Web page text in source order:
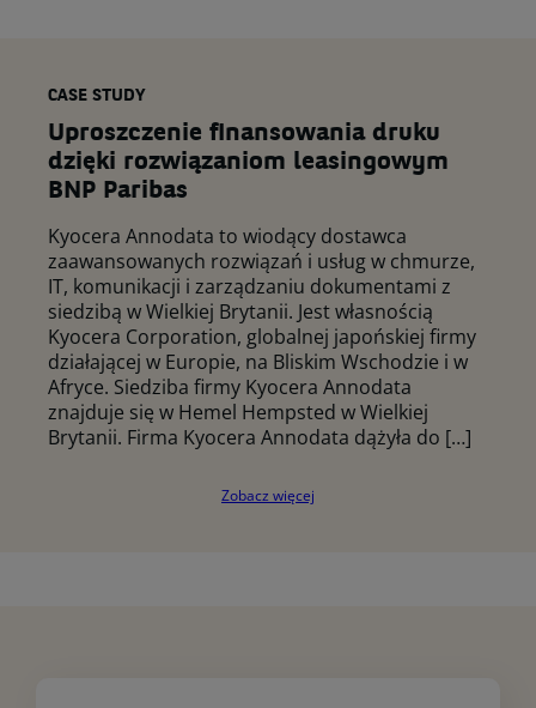
CASE STUDY
Uproszczenie finansowania druku
dzięki rozwiązaniom leasingowym
BNP Paribas
Kyocera Annodata to wiodący dostawca
zaawansowanych rozwiązań i usług w chmurze,
IT, komunikacji i zarządzaniu dokumentami z
siedzibą w Wielkiej Brytanii. Jest własnością
Kyocera Corporation, globalnej japońskiej firmy
działającej w Europie, na Bliskim Wschodzie i w
Afryce. Siedziba firmy Kyocera Annodata
znajduje się w Hemel Hempsted w Wielkiej
Brytanii. Firma Kyocera Annodata dążyła do […]
Zobacz więcej